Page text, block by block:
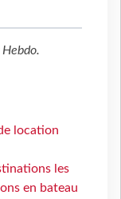
Hebdo.
location
les
en bateau